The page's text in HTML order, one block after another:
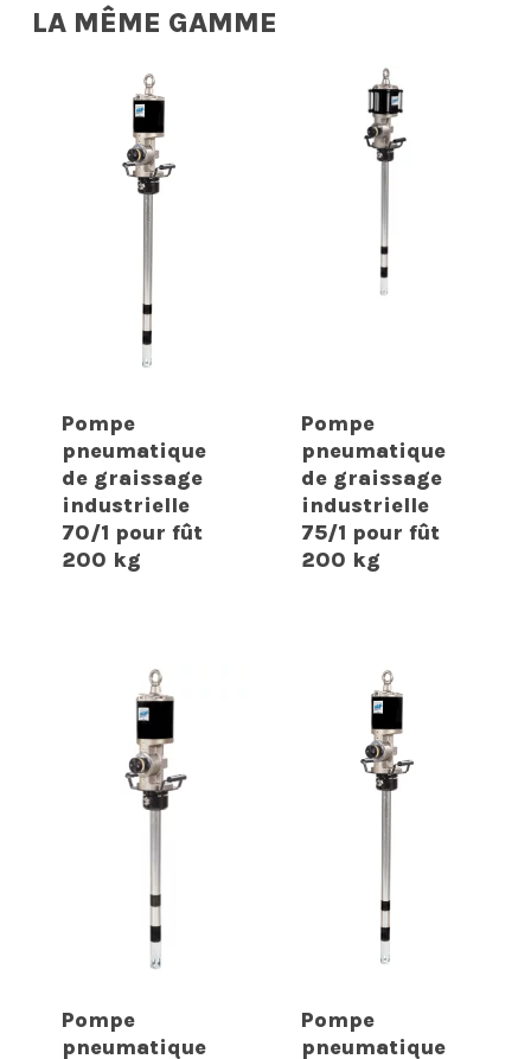
LA MÊME GAMME
Pompe
pneumatique
de graissage
industrielle
70/1 pour fût
200 kg
Pompe
pneumatique
de graissage
industrielle
75/1 pour fût
200 kg
Pompe
pneumatique
Pompe
pneumatique